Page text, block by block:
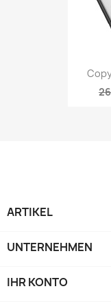
ARTIKEL
UNTERNEHMEN
IHR KONTO